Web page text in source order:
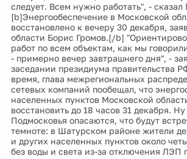
следует. Всем нужно работать", -
[b]Энергообеспечение в Московской
восстановлено к вечеру 30 декабря,
области Борис Громов.[/b]
работ по всем объектам, как мы
- примерно вечер завтрашнего дня", -
заседании президиума правительства
время, глава межрегиональных
сетевых компаний пообещал, что
населенных пунктов Московской
восстановить до 18 часов 31 декабря.
Подмосковья опасаются, что будут
темноте: в Шатурском районе жители
и других населенных пунктов около
без воды и света из-за отключения ЛЭП